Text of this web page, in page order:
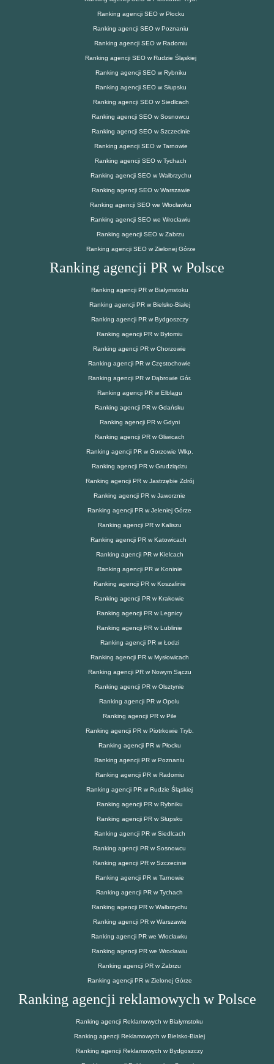
Ranking agencji SEO w Płocku
Ranking agencji SEO w Poznaniu
Ranking agencji SEO w Radomiu
Ranking agencji SEO w Rudzie Śląskiej
Ranking agencji SEO w Rybniku
Ranking agencji SEO w Słupsku
Ranking agencji SEO w Siedlcach
Ranking agencji SEO w Sosnowcu
Ranking agencji SEO w Szczecinie
Ranking agencji SEO w Tarnowie
Ranking agencji SEO w Tychach
Ranking agencji SEO w Wałbrzychu
Ranking agencji SEO w Warszawie
Ranking agencji SEO we Włocławku
Ranking agencji SEO we Wrocławiu
Ranking agencji SEO w Zabrzu
Ranking agencji SEO w Zielonej Górze
Ranking agencji PR w Polsce
Ranking agencji PR w Białymstoku
Ranking agencji PR w Bielsko-Białej
Ranking agencji PR w Bydgoszczy
Ranking agencji PR w Bytomiu
Ranking agencji PR w Chorzowie
Ranking agencji PR w Częstochowie
Ranking agencji PR w Dąbrowie Gór.
Ranking agencji PR w Elblągu
Ranking agencji PR w Gdańsku
Ranking agencji PR w Gdyni
Ranking agencji PR w Gliwicach
Ranking agencji PR w Gorzowie Wlkp.
Ranking agencji PR w Grudziądzu
Ranking agencji PR w Jastrzębie Zdrój
Ranking agencji PR w Jaworznie
Ranking agencji PR w Jeleniej Górze
Ranking agencji PR w Kaliszu
Ranking agencji PR w Katowicach
Ranking agencji PR w Kielcach
Ranking agencji PR w Koninie
Ranking agencji PR w Koszalinie
Ranking agencji PR w Krakowie
Ranking agencji PR w Legnicy
Ranking agencji PR w Lublinie
Ranking agencji PR w Łodzi
Ranking agencji PR w Mysłowicach
Ranking agencji PR w Nowym Sączu
Ranking agencji PR w Olsztynie
Ranking agencji PR w Opolu
Ranking agencji PR w Pile
Ranking agencji PR w Piotrkowie Tryb.
Ranking agencji PR w Płocku
Ranking agencji PR w Poznaniu
Ranking agencji PR w Radomiu
Ranking agencji PR w Rudzie Śląskiej
Ranking agencji PR w Rybniku
Ranking agencji PR w Słupsku
Ranking agencji PR w Siedlcach
Ranking agencji PR w Sosnowcu
Ranking agencji PR w Szczecinie
Ranking agencji PR w Tarnowie
Ranking agencji PR w Tychach
Ranking agencji PR w Wałbrzychu
Ranking agencji PR w Warszawie
Ranking agencji PR we Włocławku
Ranking agencji PR we Wrocławiu
Ranking agencji PR w Zabrzu
Ranking agencji PR w Zielonej Górze
Ranking agencji reklamowych w Polsce
Ranking agencji Reklamowych w Białymstoku
Ranking agencji Reklamowych w Bielsko-Białej
Ranking agencji Reklamowych w Bydgoszczy